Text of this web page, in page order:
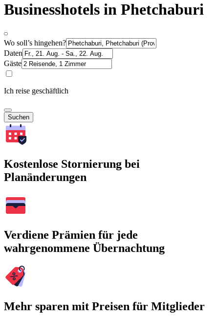
Businesshotels in Phetchaburi
Wo soll’s hingehen?
Daten
Gäste
Ich reise geschäftlich
Suchen
Kostenlose Stornierung bei
Planänderungen
Verdiene Prämien für jede
wahrgenommene Übernachtung
Mehr sparen mit Preisen für Mitglieder